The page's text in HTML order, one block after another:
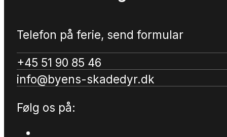
Telefon på ferie, send formular
+45 51 90 85 46
info@byens-skadedyr.dk
Følg os på: